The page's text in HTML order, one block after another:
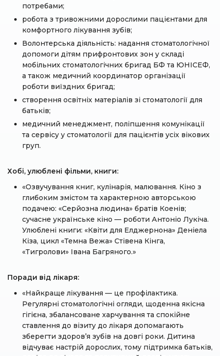
потребами;
робота з тривожними дорослими пацієнтами для
комфортного лікування зубів;
Волонтерська діяльність: надання стоматологічної
допомоги дітям прифронтових зон у складі
мобільних стоматологічних бригад БФ та ЮНІСЕФ,
а також медичний координатор організації
роботи виїздних бригад;
створення освітніх матеріалів зі стоматології для
батьків;
медичний менеджмент, поліпшення комунікації
та сервісу у стоматології для пацієнтів усіх вікових
груп.
Хобі, улюблені фільми, книги:
«Озвучування книг, кулінарія, малювання. Кіно з
глибоким змістом та характерною авторською
подачею: «Серйозна людина» братів Коенів;
сучасне українське кіно — роботи Антоніо Лукіча.
Улюблені книги: «Квіти для Елджернона» Деніела
Кіза, цикл «Темна Вежа» Стівена Кінга,
«Тигролови» Івана Багряного.»
Поради від лікаря:
«Найкраще лікування — це профілактика.
Регулярні стоматологічні огляди, щоденна якісна
гігієна, збалансоване харчування та спокійне
ставлення до візиту до лікаря допомагають
зберегти здоров’я зубів на довгі роки. Дитина
відчуває настрій дорослих, тому підтримка батьків,